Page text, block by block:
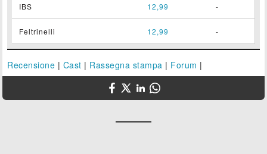
IBS 12,99 -
Feltrinelli 12,99 -
Recensione | Cast | Rassegna stampa | Forum |